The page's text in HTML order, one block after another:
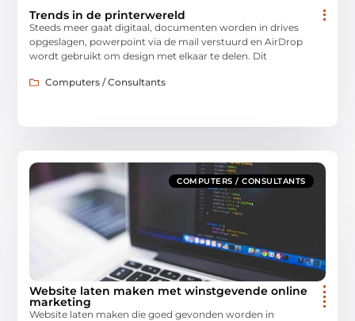
Trends in de printerwereld
Steeds meer gaat digitaal, documenten worden in drives
opgeslagen, powerpoint via de mail verstuurd en AirDrop
wordt gebruikt om design met elkaar te delen. Dit
Computers / Consultants
COMPUTERS / CONSULTANTS
Website laten maken met winstgevende online
marketing
Website laten maken die goed gevonden worden in